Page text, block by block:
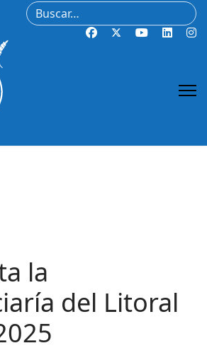
Buscar
la
del Litoral